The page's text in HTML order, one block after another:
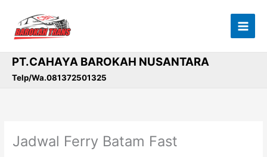
konten
PT.CAHAYA BAROKAH NUSANTARA
Telp/Wa.081372501325
Jadwal Ferry Batam Fast